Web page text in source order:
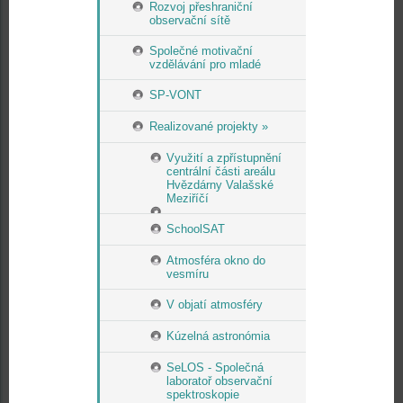
Rozvoj přeshraniční
observační sítě
Společné motivační
vzdělávání pro mladé
SP-VONT
Realizované projekty »
Využití a zpřístupnění
centrální části areálu
Hvězdárny Valašské
Meziříčí
SchoolSAT
Atmosféra okno do
vesmíru
V objatí atmosféry
Kúzelná astronómia
SeLOS - Společná
laboratoř observační
spektroskopie